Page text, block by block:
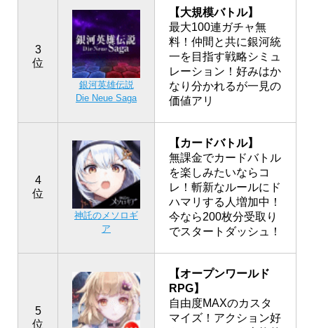
3
位
銀河英雄伝説
Die Neue Saga
【大規模バトル】
最大100連ガチャ無
料！仲間と共に銀河統
一を目指す戦略シミュ
レーション！好みはか
なり分かれるが一見の
価値アリ
4
位
神託のメソロギ
ア
【カードバトル】
無課金でカードバトル
を楽しみたいならコ
レ！斬新なルールにド
ハマリする人増加中！
今なら200枚分受取り
でスタートダッシュ！
5
位
【オープンワールド
RPG】
自由度MAXのカスタ
マイズ！アクション好